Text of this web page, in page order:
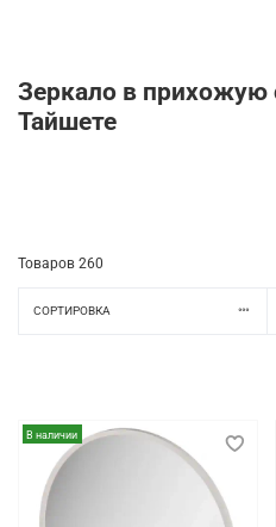
Зеркало в прихожую
Тайшете
Товаров 260
СОРТИРОВКА
В наличии